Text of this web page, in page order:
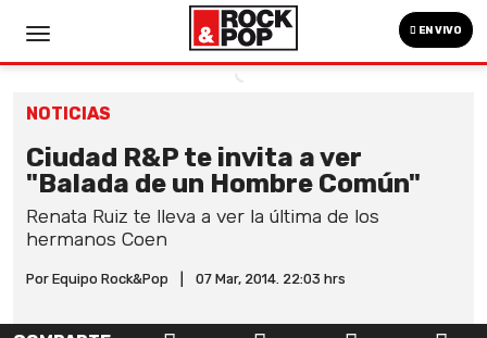
EN VIVO
NOTICIAS
Ciudad R&P te invita a ver
"Balada de un Hombre Común"
Renata Ruiz te lleva a ver la última de los
hermanos Coen
Por Equipo Rock&Pop 07 Mar, 2014. 22:03 hrs